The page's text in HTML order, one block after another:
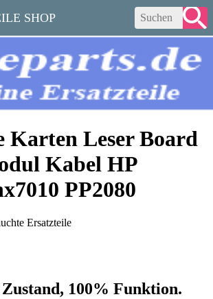
SHOP
Karten Leser Board
Kabel HP
PP2080
Ersatzteile
100% Funktion.